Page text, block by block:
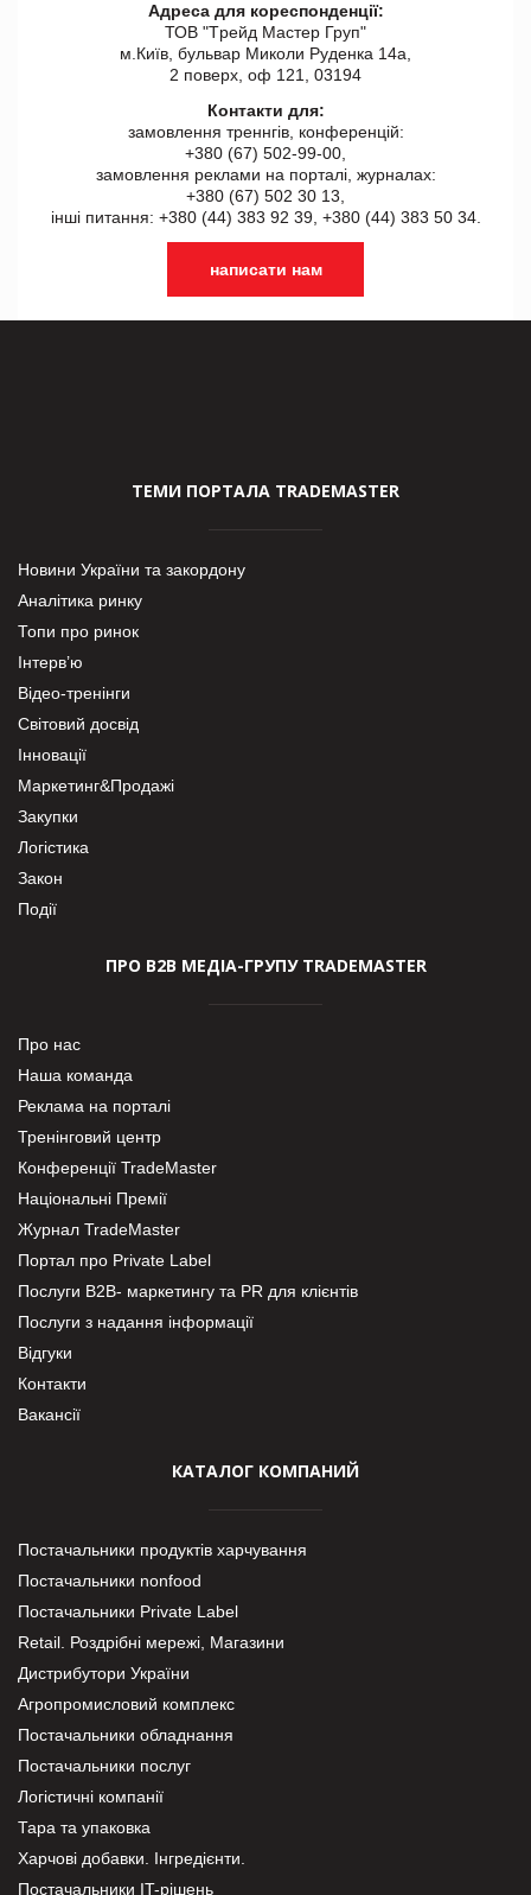
Адреса для кореспонденції:
ТОВ "Tрейд Мастер Груп"
м.Київ, бульвар Миколи Руденка 14а,
2 поверх, оф 121, 03194
Контакти для:
замовлення треннгів, конференцій:
+380 (67) 502-99-00,
замовлення реклами на порталі, журналах:
+380 (67) 502 30 13,
інші питання: +380 (44) 383 92 39, +380 (44) 383 50 34.
написати нам
ТЕМИ ПОРТАЛА TRADEMASTER
Новини України та закордону
Аналітика ринку
Топи про ринок
Інтерв’ю
Відео-тренінги
Світовий досвід
Інновації
Маркетинг&Продажі
Закупки
Логістика
Закон
Події
ПРО В2В МЕДІА-ГРУПУ TRADEMASTER
Про нас
Наша команда
Реклама на порталі
Тренінговий центр
Конференції TradeMaster
Національні Премії
Журнал TradeMaster
Портал про Private Label
Послуги В2В- маркетингу та PR для клієнтів
Послуги з надання інформації
Відгуки
Контакти
Вакансії
КАТАЛОГ КОМПАНИЙ
Постачальники продуктів харчування
Постачальники nonfood
Постачальники Private Label
Retail. Роздрібні мережі, Магазини
Дистрибутори України
Агропромисловий комплекс
Постачальники обладнання
Постачальники послуг
Логістичні компанії
Тара та упаковка
Харчові добавки. Інгредієнти.
Постачальники IT-рішень